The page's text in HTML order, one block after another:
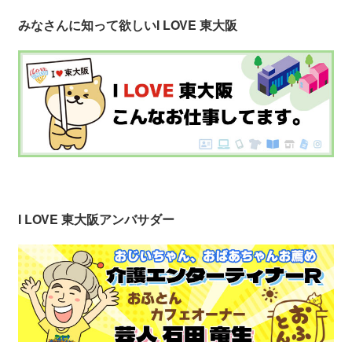
みなさんに知って欲しいI LOVE 東大阪
I LOVE 東大阪アンバサダー